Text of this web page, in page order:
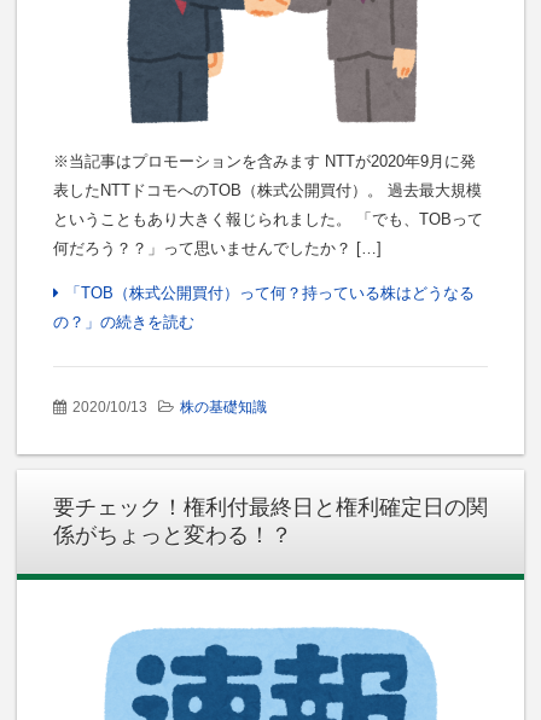
※当記事はプロモーションを含みます NTTが2020年9月に発
表したNTTドコモへのTOB（株式公開買付）。 過去最大規模
ということもあり大きく報じられました。 「でも、TOBって
何だろう？？」って思いませんでしたか？ […]
「TOB（株式公開買付）って何？持っている株はどうなる
の？」の続きを読む
2020/10/13 株の基礎知識
要チェック！権利付最終日と権利確定日の関
係がちょっと変わる！？